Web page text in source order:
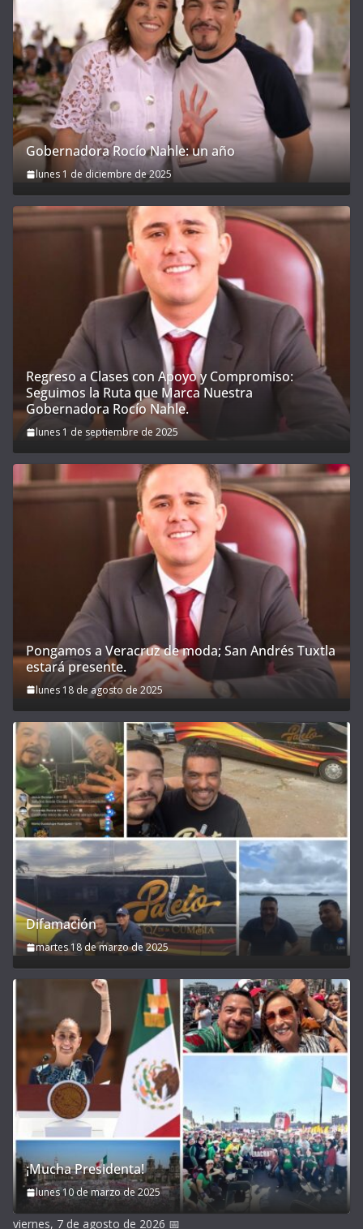
Gobernadora Rocío Nahle: un año
lunes 1 de diciembre de 2025
Regreso a Clases con Apoyo y Compromiso:
Seguimos la Ruta que Marca Nuestra
Gobernadora Rocío Nahle.
lunes 1 de septiembre de 2025
Pongamos a Veracruz de moda; San Andrés Tuxtla
estará presente.
lunes 18 de agosto de 2025
Difamación
martes 18 de marzo de 2025
¡Mucha Presidenta!
lunes 10 de marzo de 2025
viernes, 7 de agosto de 2026 📅